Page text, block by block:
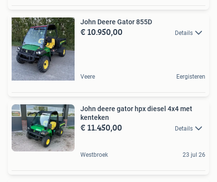
John Deere Gator 855D
€ 10.950,00 Details
Veere Eergisteren
John deere gator hpx diesel 4x4 met
kenteken
€ 11.450,00 Details
Westbroek 23 jul 26